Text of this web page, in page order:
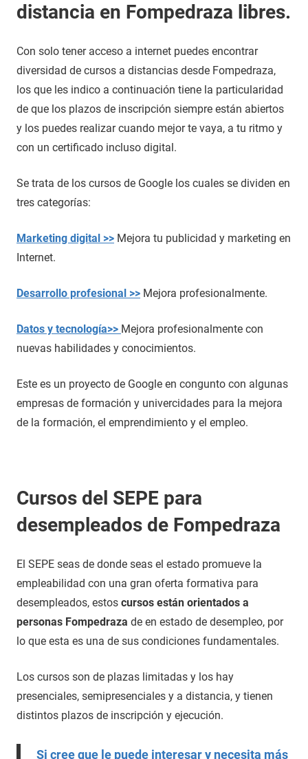
distancia en Fompedraza libres.
Con solo tener acceso a internet puedes encontrar
diversidad de cursos a distancias desde Fompedraza,
los que les indico a continuación tiene la particularidad
de que los plazos de inscripción siempre están abiertos
y los puedes realizar cuando mejor te vaya, a tu ritmo y
con un certificado incluso digital.
Se trata de los cursos de Google los cuales se dividen en
tres categorías:
Marketing digital >> Mejora tu publicidad y marketing en
Internet.
Desarrollo profesional >> Mejora profesionalmente.
Datos y tecnología>> Mejora profesionalmente con
nuevas habilidades y conocimientos.
Este es un proyecto de Google en congunto con algunas
empresas de formación y univercidades para la mejora
de la formación, el emprendimiento y el empleo.
Cursos del SEPE para
desempleados de Fompedraza
El SEPE seas de donde seas el estado promueve la
empleabilidad con una gran oferta formativa para
desempleados, estos cursos están orientados a
personas Fompedraza de en estado de desempleo, por
lo que esta es una de sus condiciones fundamentales.
Los cursos son de plazas limitadas y los hay
presenciales, semipresenciales y a distancia, y tienen
distintos plazos de inscripción y ejecución.
Si cree que le puede interesar y necesita más